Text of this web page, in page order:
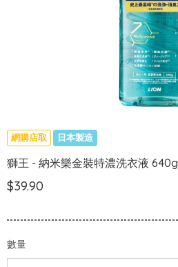
網購店取 日本製造
獅王 - 納米樂金裝特濃洗衣液 640g
$39.90
數量